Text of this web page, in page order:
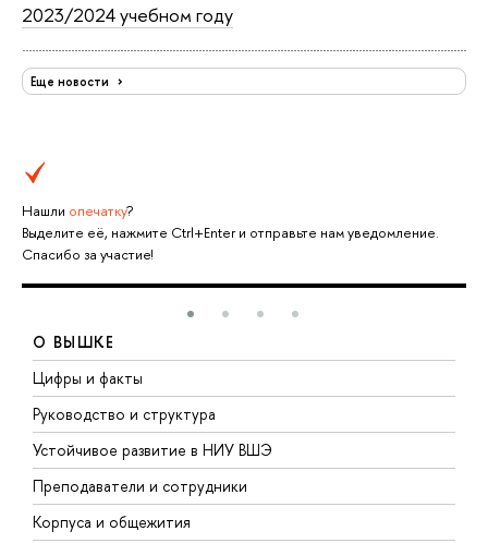
2023/2024 учебном году
Еще новости
Нашли опечатку?
Выделите её, нажмите Ctrl+Enter и отправьте нам уведомление.
Спасибо за участие!
О ВЫШКЕ
Цифры и факты
Руководство и структура
Устойчивое развитие в НИУ ВШЭ
Преподаватели и сотрудники
Корпуса и общежития